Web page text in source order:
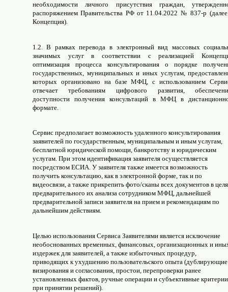
необходимости личного присутствия граждан,
распоряжением Правительства РФ от 11.04.2022 № 837-р
Концепция).
1.2. В рамках перевода в электронный вид массовых
значимых услуг в соответствии с реализацией
оптимизация процесса консультирования о порядке
государственных, муниципальных и иных услугам,
которых организовано на базе МФЦ, с использованием
отвечает требованиям цифрового развития,
доступности получения консультаций в МФЦ в
формате.
Сервис предполагает возможность удаленного консультирования
заявителей по государственным, муниципальным и иным услугам,
бесплатной юридической помощи, банкротству и юридическим
услугам. При этом идентификация заявителя осуществляется
посредством ЕСИА. У заявителя также имеется возможность
получить консультацию, как в электронной форме, так и по
видеосвязи, а также прикрепить фото/сканы всех документов в
предварительного их анализа сотрудником МФЦ, дальнейшей
предварительной записи заявителя на прием и рекомендациям по
дальнейшим действиям.
Целью использования Сервиса Заявителями является исключение
необоснованных временных, финансовых, организационных и
издержек для заявителей, а также избыточных процедур,
приводящих к ухудшению пользовательского опыта (дублирующие
визирования и согласования, простои, перепроверки ранее
установленных фактов, ручные операции и субъективные критерии
при принятии решений).